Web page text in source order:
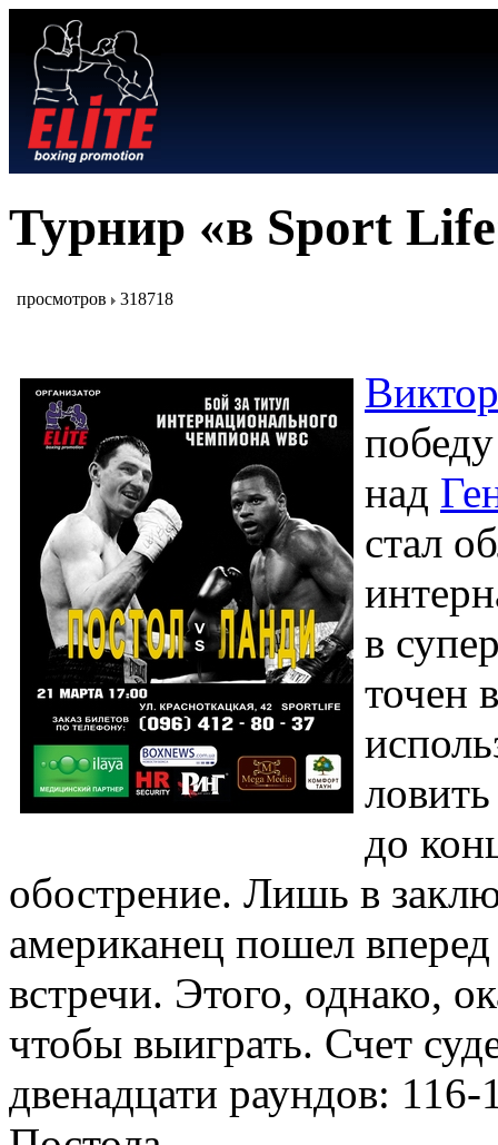
Турнир «в Sport
просмотров 318718
над
стал
в
точен
до
обострение. Лишь в
американец пошел
встречи. Этого, однако,
чтобы выиграть. Счет
двенадцати раундов: